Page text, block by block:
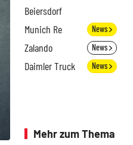
Beiersdorf
Munich Re News
Zalando News
Daimler Truck News
Mehr zum Thema